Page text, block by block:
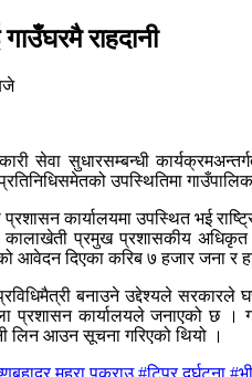
सूचना प्रणाली तालिम
लकेश सापकोटाले सुरु गरे आफ्नै
राई चयन
राहदानी
सेवा सुधारसम्बन्धी
उपस्थितिमा
कार्यालयमा उपस्थित भई
कालाखेती प्रमुख प्रशासकीय
आवेदन दिएका करिब ७ हजार जना र
बनाउने उद्देश्यले सरकारले
प्रशासन कार्यालयले जनाएको छ ।
लिन आउन सूचना गरिएको थियो ।